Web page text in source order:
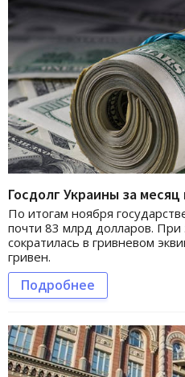
Госдолг Украины за
По итогам ноября
почти 83 млрд долларов. При
сократилась в гривневом
гривен.
Подробнее